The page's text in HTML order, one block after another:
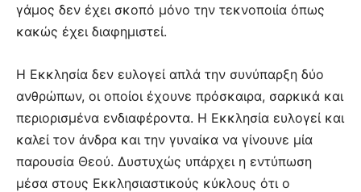
γάμος δεν έχει σκοπό μόνο την τεκνοποιία όπως
κακώς έχει διαφημιστεί.
Η Εκκλησία δεν ευλογεί απλά την συνύπαρξη δύο
ανθρώπων, οι οποίοι έχουνε πρόσκαιρα, σαρκικά και
περιορισμένα ενδιαφέροντα. Η Εκκλησία ευλογεί και
καλεί τον άνδρα και την γυναίκα να γίνουνε μία
παρουσία Θεού. Δυστυχώς υπάρχει η εντύπωση
μέσα στους Εκκλησιαστικούς κύκλους ότι ο